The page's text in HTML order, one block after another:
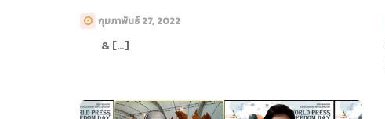
กุมภาพันธ์ 27, 2022
& […]